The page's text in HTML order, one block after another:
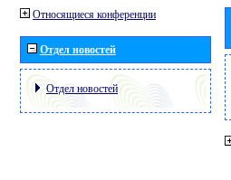
Относящиеся конференции
Отдел новостей
Отдел новостей